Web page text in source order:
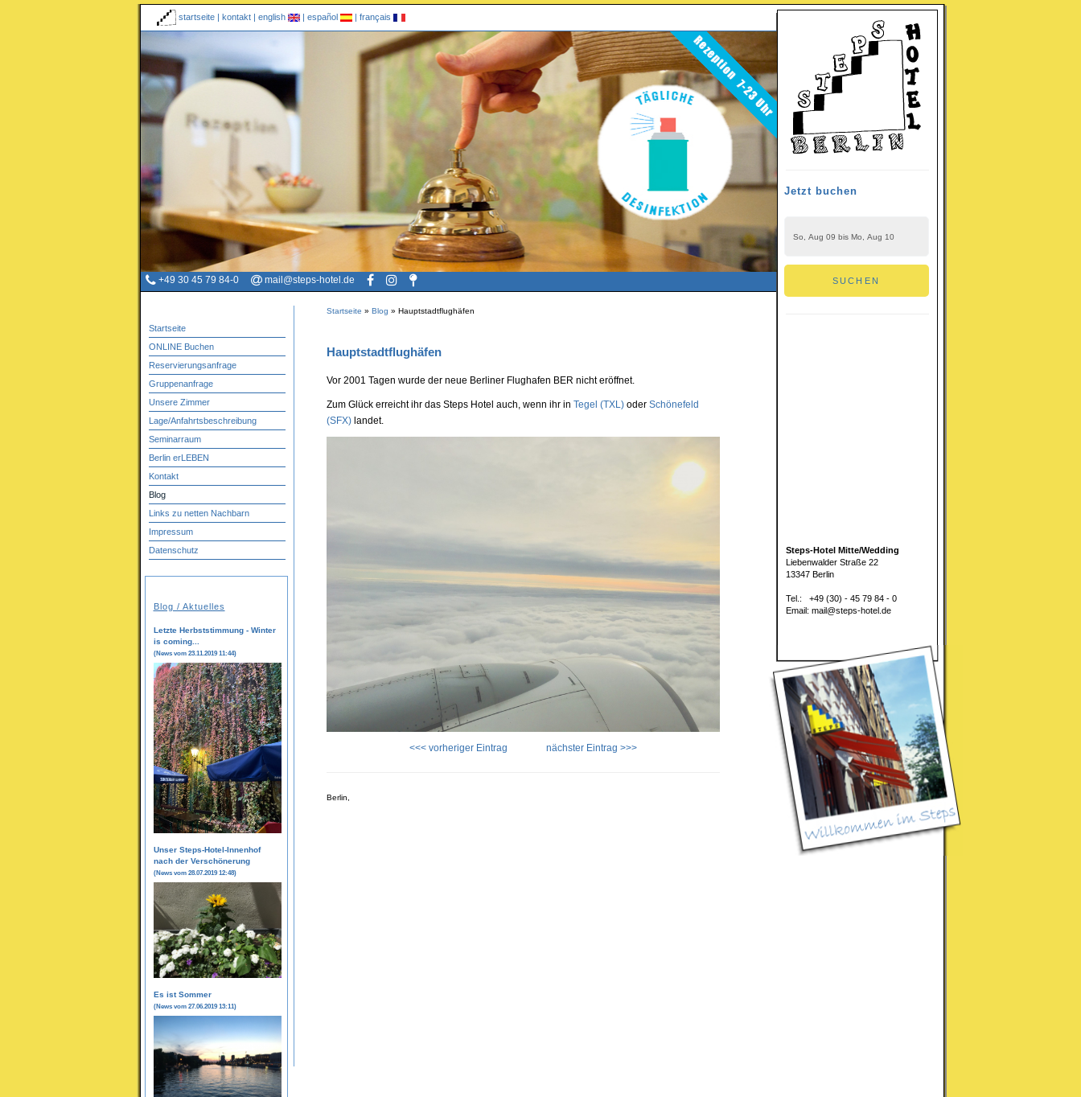
Steps-Hotel Mitte/Wedding
Liebenwalder Straße 22
13347 Berlin
Tel.: +49 (30) - 45 79 84 - 0
Email: mail@steps-hotel.de
startseite| kontakt | english | español | français
+49 30 45 79 84-0 mail@steps-hotel.de
Jetzt buchen
SUCHEN
Startseite
ONLINE Buchen
Reservierungsanfrage
Gruppenanfrage
Unsere Zimmer
Lage/Anfahrtsbeschreibung
Seminarraum
Berlin erLEBEN
Kontakt
Blog
Links zu netten Nachbarn
Impressum
Datenschutz
Blog / Aktuelles
Letzte Herbststimmung - Winter
is coming...
(News vom 23.11.2019 11:44)
Unser Steps-Hotel-Innenhof
nach der Verschönerung
(News vom 28.07.2019 12:48)
Es ist Sommer
(News vom 27.06.2019 13:11)
Startseite » Blog » Hauptstadtflughäfen
Hauptstadtflughäfen
Vor 2001 Tagen wurde der neue Berliner Flughafen BER nicht eröffnet.
Zum Glück erreicht ihr das Steps Hotel auch, wenn ihr in Tegel (TXL)oder Schönefeld
(SFX)landet.
<<< vorheriger Eintrag nächster Eintrag >>>
Berlin,